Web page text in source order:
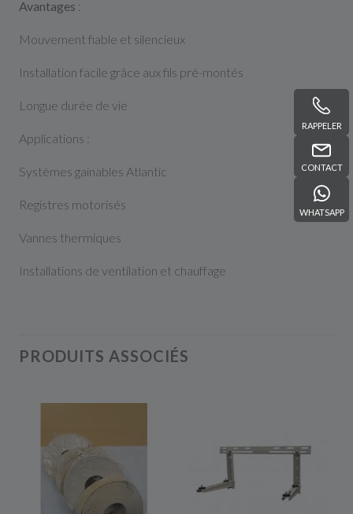
RAPPELER
CONTACT
WHATSAPP
Avantages :
Mouvement fiable et silencieux
Installation facile grâce aux fils pré-montés
Longue durée de vie
Applications :
Systèmes gainables Atlantic
Registres motorisés
Vannes thermiques
Installations de ventilation et chauffage
PRODUITS ASSOCIÉS